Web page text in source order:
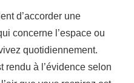
d’accorder une
concerne l’espace ou
quotidiennement.
rendu à l’évidence selon